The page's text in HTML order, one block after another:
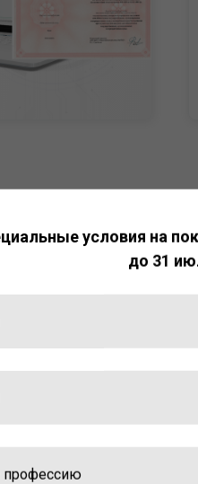
победителем
— 2025»
интеллект»
и инструменты
работы с ней.
условия на
до 31